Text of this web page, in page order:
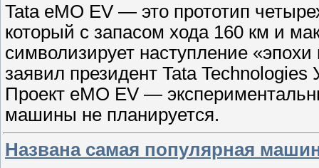
Tata eMO EV — это прототип
который с запасом хода 160 км и
символизирует наступление
заявил президент Tata Technologies
Проект eMO EV —
машины не планируется.
Названа самая популярная